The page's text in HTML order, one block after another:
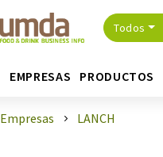
Todos
EMPRESAS PRODUCTOS
Empresas LANCH